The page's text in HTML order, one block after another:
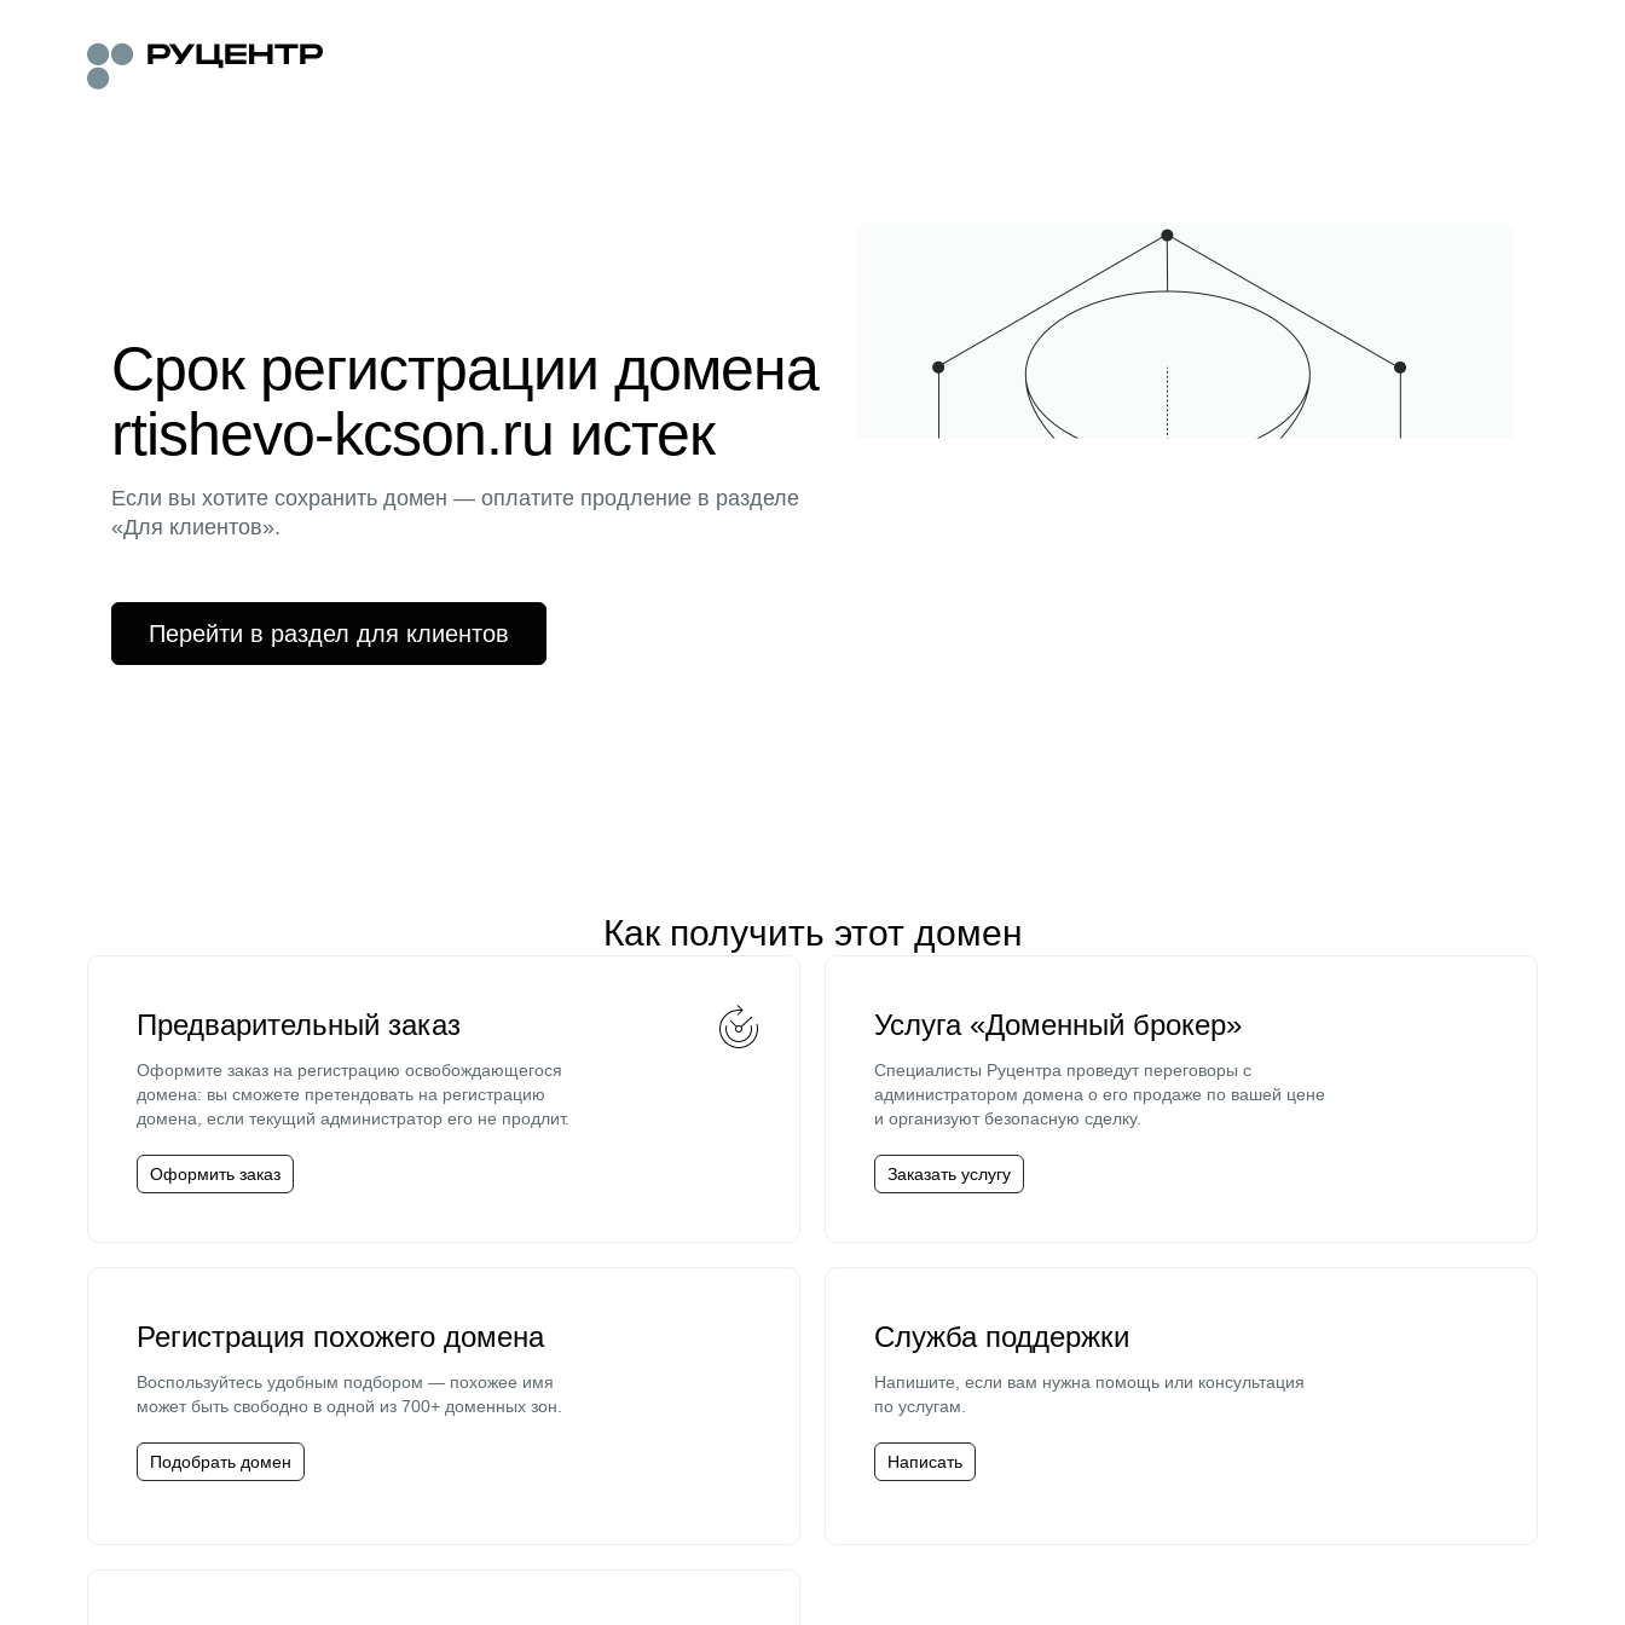
Срок регистрации домена
rtishevo-kcson.ru истек
Если вы хотите сохранить домен — оплатите продление в разделе
«Для клиентов».
Перейти в раздел для клиентов
Как получить этот домен
Предварительный заказ
Оформите заказ на регистрацию освобождающегося
домена: вы сможете претендовать на регистрацию
домена, если текущий администратор его не продлит.
Оформить заказ
Услуга «Доменный брокер»
Специалисты Руцентра проведут переговоры с
администратором домена о его продаже по вашей цене
и организуют безопасную сделку.
Заказать услугу
Регистрация похожего домена
Воспользуйтесь удобным подбором — похожее имя
может быть свободно в одной из 700+ доменных зон.
Подобрать домен
Служба поддержки
Напишите, если вам нужна помощь или консультация
по услугам.
Написать